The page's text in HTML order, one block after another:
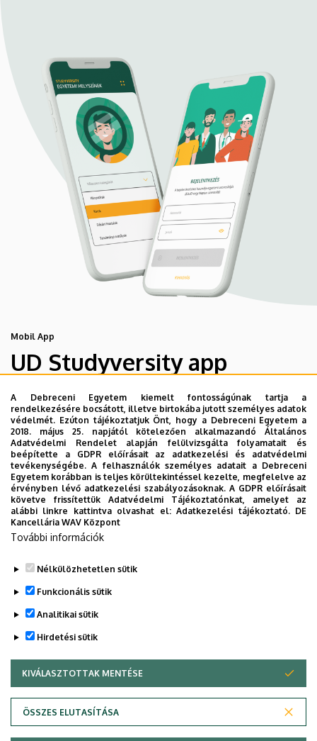
Mobil App
UD Studyversity app
Engedd meg, hogy figyelmedbe ajánljuk a Debreceni
Egyetem új applikációját, melyet hallgatói számára
készített. Az alkalmazás bevezetésével célunk, hogy
segítsünk eligazodni az egyetemi mindennapokban, a
tanulmányaiddal kapcsolatban gyorsan elérhető
információkat biztosítsunk, útmutatót adjunk az egyetemi
évek során felmerülő helyzetekkel, kérdésekkel
kapcsolatban, továbbá „zsebközelbe” hozzuk az Egyetem
és Debrecen város kulturális és sport életét.
Adatvédelem
A Debreceni Egyetem kiemelt fontosságúnak tartja a
rendelkezésére bocsátott, illetve birtokába jutott személyes adatok
védelmét. Ezúton tájékoztatjuk Önt, hogy a Debreceni Egyetem a
2018. május 25. napjától kötelezően alkalmazandó Általános
Adatvédelmi Rendelet alapján felülvizsgálta folyamatait és
beépítette a GDPR előírásait az adatkezelési és adatvédelmi
tevékenységébe. A felhasználók személyes adatait a Debreceni
Egyetem korábban is teljes körültekintéssel kezelte, megfelelve az
érvényben lévő adatkezelési szabályozásoknak. A GDPR előírásait
követve frissítettük Adatvédelmi Tájékoztatónkat, amelyet az
alábbi linkre kattintva olvashat el:Adatkezelési tájékoztató. DE
Kancellária WAV Központ
További információk
Nélkülözhetetlen sütik
Funkcionális sütik
Analitikai sütik
Hirdetési sütik
KIVÁLASZTOTTAK MENTÉSE
ÖSSZES ELUTASÍTÁSA
WITHDRAW CONSENT